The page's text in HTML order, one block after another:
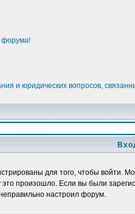
форума!
и юридических вопросов,
для того, чтобы войти.
произошло. Если вы были
настроил форум.